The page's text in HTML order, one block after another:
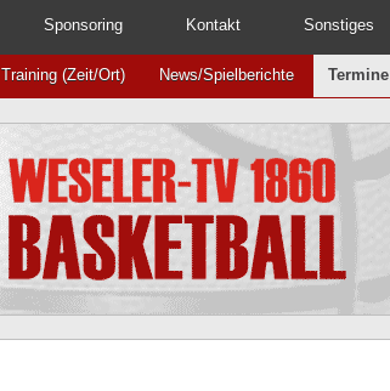
Sponsoring Kontakt Sonstiges
Training (Zeit/Ort) News/Spielberichte Termine